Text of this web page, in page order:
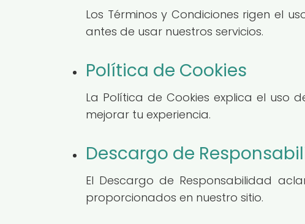
Los Términos y Condiciones rigen el
antes de usar nuestros servicios.
Política de Cookies
La Política de Cookies explica el uso
mejorar tu experiencia.
Descargo de
El Descargo de Responsabilidad
proporcionados en nuestro sitio.